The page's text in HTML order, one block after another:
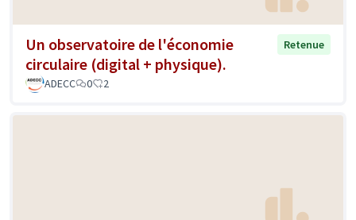
Un observatoire de l'économie
circulaire (digital + physique).
Retenue
ADECC 0 2